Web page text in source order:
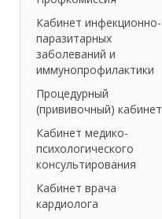
Кабинет инфекционно-
паразитарных
заболеваний и
иммунопрофилактики
Процедурный
(прививочный) кабинет
Кабинет медико-
психологического
консультирования
Кабинет врача
кардиолога